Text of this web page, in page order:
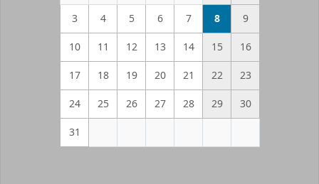
3 4 5 6 7 8 9
10 11 12 13 14 15 16
17 18 19 20 21 22 23
24 25 26 27 28 29 30
31